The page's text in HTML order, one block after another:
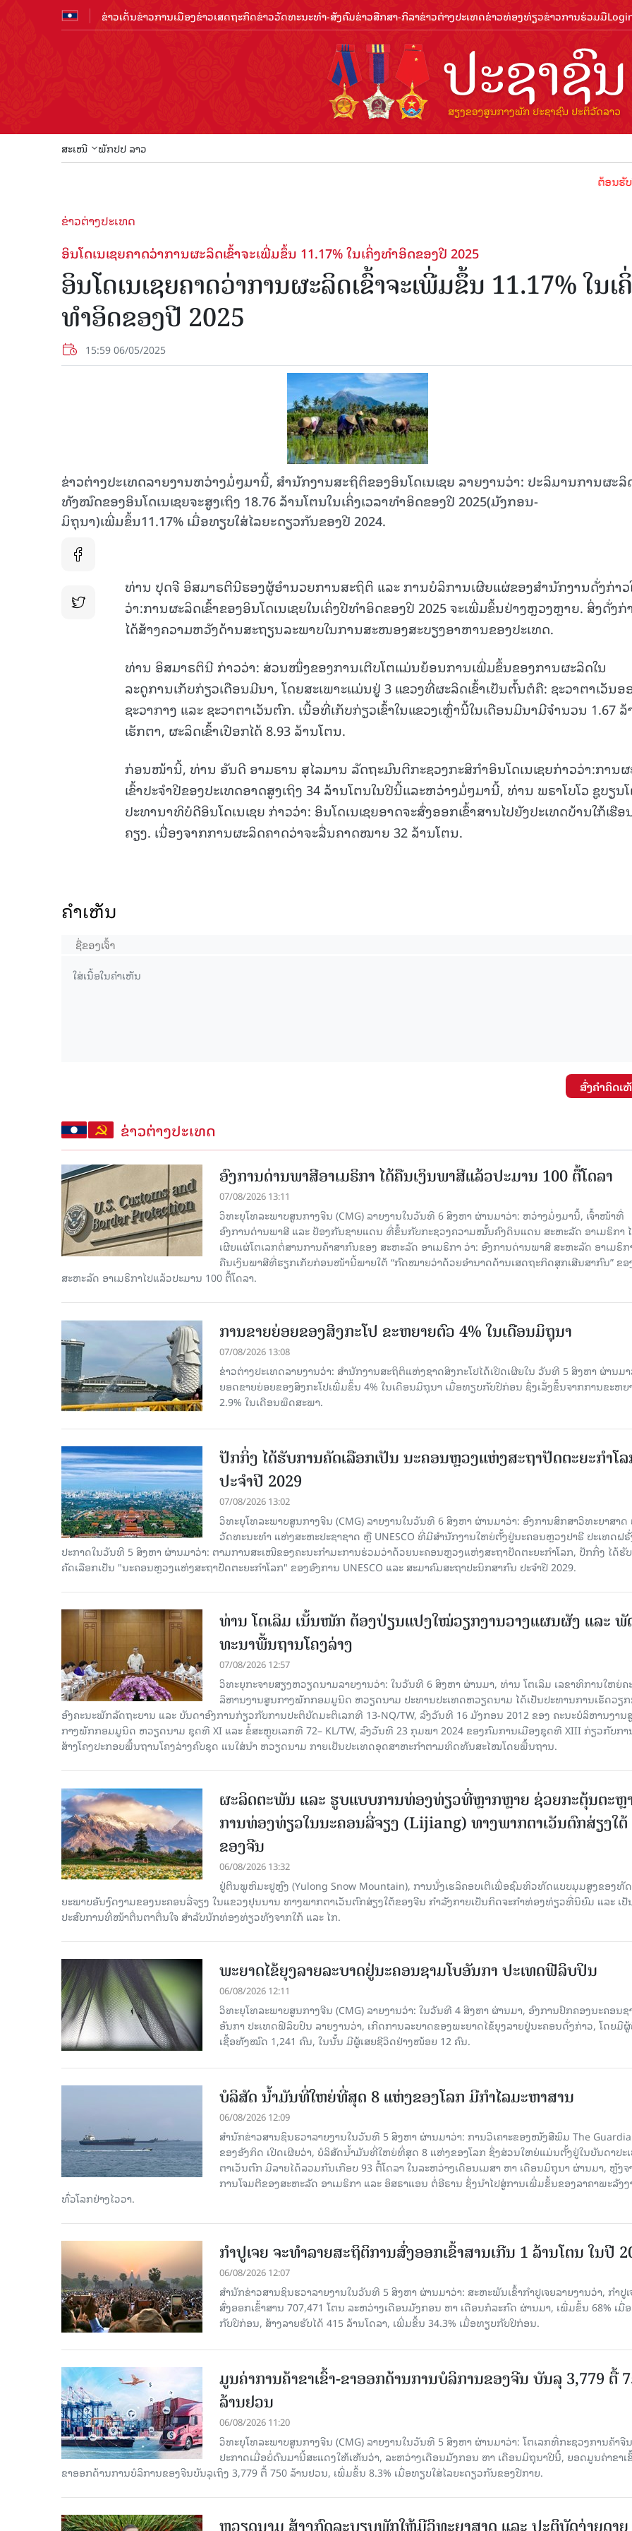
ຂ່າວເດັ່ນຂ່າວການເມືອງຂ່າວເສດຖະກິດຂ່າວວັດທະນະທຳ-ສັງຄົມຂ່າວສືກສາ-ກິລາຂ່າວຕ່າງປະເທດຂ່າວທ່ອງທ່ຽວຂ່າວການຮ່ວມມື
ສະເໜີ ພັກປປ ລາວ
ຕ້ອນຮັບປີທ່ອງ
ຂ່າວຕ່າງປະເທດ
ອິນ​ໂດ​ເນ​ເຊຍ​ຄາດ​ວ່າ​ການ​ຜະລິດ​ເຂົ້າ​ຈະ​ເພີ່ມ​ຂຶ້ນ 11.17% ​ໃນ​ເຄິ່ງ​ທຳ​ອິດ​ຂອງ​ປີ 2025
ອິນ​ໂດ​ເນ​ເຊຍ​ຄາດ​ວ່າ​ການ​ຜະລິດ​ເຂົ້າ​ຈະ​ເພີ່ມ​ຂຶ້ນ 11.17% ​ໃນ​ເ
ທຳ​ອິດ​ຂອງ​ປີ 2025
15:59 06/05/2025
ຂ່າວຕ່າງປະເທດລາຍງານຫວ່າງມໍ່ໆມານີ້, ສຳນັກງານສະຖິຕິ​ຂອງ​ອິນ​ໂດ​ເນ​ເຊຍ ລາຍງານວ່າ: ​ປະລິມານ​ການ​ຜະລິ
ທັງ​ໝົດ​ຂອງ​ອິນ​ໂດ​ເນ​ເຊຍ​ຈະ​ສູງເຖິງ 18.76 ລ້ານ​ໂຕນ​ໃນ​ເຄິ່ງ​ເວລາ​ທຳ​ອິດຂອງປີ 2025(ມັງກອນ-
ມິຖຸນາ)ເພີ່ມຂຶ້ນ11.17% ເມື່ອທຽບໃສ່ໄລຍະດຽວກັນຂອງປີ 2024.
ທ່ານ ປຸດຈີ ອິສມາຣຕີນີຮອງຜູ້ອຳນວຍການສະຖິຕິ ແລະ ການບໍລິການເຜີຍແຜ່ຂອງສຳນັກງານດັ່ງກ່າ
ວ່າ:ການຜະລິດເຂົ້າຂອງອິນໂດເນເຊຍໃນເຄິ່ງປີທຳອິດຂອງປີ 2025 ຈະເພີ່ມຂຶ້ນຢ່າງຫຼວງຫຼາຍ. ສິ່ງດັ່ງກ່
ໄດ້ສ້າງຄວາມຫວັງດ້ານສະຖຽນລະພາບໃນການສະໜອງສະບຽງອາຫານຂອງປະເທດ.
ທ່ານ ອິສມາຣຕິນີ ກ່າວວ່າ: ສ່ວນໜຶ່ງຂອງການເຕີບໂຕແມ່ນຍ້ອນການເພີ່ມຂຶ້ນຂອງການຜະລິດໃນ
ລະດູການເກັບກ່ຽວເດືອນມີນາ, ໂດຍສະເພາະແມ່ນຢູ່ 3 ແຂວງທີ່ຜະລິດເຂົ້າເປັນຕົ້ນຕໍຄື: ຊະວາຕາເວັນອ
ຊະວາກາງ ແລະ ຊະວາຕາເວັນຕົກ. ເນື້ອທີ່ເກັບກ່ຽວເຂົ້າໃນແຂວງເຫຼົ່ານີ້ໃນເດືອນມີນາມີຈຳນວນ 1.67 ລ້
ເຮັກຕາ, ຜະລິດເຂົ້າເປືອກໄດ້ 8.93 ລ້ານໂຕນ.
ກ່ອນໜ້ານີ້, ທ່ານ ອັນດີ ອາມຣານ ສຸໄລມານ ລັດຖະມົນຕີກະຊວງກະສິກຳອິນໂດເນເຊຍກ່າວວ່າ:ການ
ເຂົ້າປະຈຳປີຂອງປະເທດອາດສູງເຖິງ 34 ລ້ານໂຕນໃນປີນີ້ແລະຫວ່າງມໍ່ໆມານີ້, ທ່ານ ພຣາໂບໂວ ຊູບຽນ
ປະທານາທິບໍດີອິນໂດເນເຊຍ ກ່າວວ່າ: ອິນໂດເນເຊຍອາດຈະສົ່ງອອກເຂົ້າສານໄປຍັງປະເທດບ້ານໃກ້ເຮືອ
ຄຽງ. ເນື່ອງຈາກການຜະລິດຄາດວ່າຈະລື່ນຄາດໝາຍ 32 ລ້ານໂຕນ.
ຄໍາເຫັນ
ສົ່ງຄໍາຄິດເ
ຂ່າວຕ່າງປະເທດ
ອົງການດ່ານພາສີອາເມຣິກາ ໄດ້ຄືນເງິນພາສີແລ້ວປະມານ 100 ຕື້ໂດລາ
07/08/2026 13:11
ວິທະຍຸໂທລະພາບສູນກາງຈີນ (CMG) ລາຍງານໃນວັນທີ 6 ສິງຫາ ຜ່ານມາວ່າ: ຫວ່າງມໍ່ໆມານີ້, ເຈົ້າໜ້າທີ່
ອົງການດ່ານພາສີ ແລະ ປ້ອງກັນຊາຍແດນ ທີ່ຂຶ້ນກັບກະຊວງຄວາມໝັ້ນຄົງດິນແດນ ສະຫະລັດ ອາເມຣິກາ
ເຜີຍແຜ່ໂຕເລກຕໍ່ສານການຄ້າສາກົນຂອງ ສະຫະລັດ ອາເມຣິກາ ວ່າ: ອົງການດ່ານພາສີ ສະຫະລັດ ອາເມຣິກ
ຄືນເງິນພາສີທີ່ຮຽກເກັບກ່ອນໜ້ານີ້ພາຍໃຕ້ “ກົດໝາຍວ່າດ້ວຍອຳນາດດ້ານເສດຖະກິດສຸກເສີນສາກົນ” ຂອ
ສະຫະລັດ ອາເມຣິກາໄປແລ້ວປະມານ 100 ຕື້ໂດລາ.
ການຂາຍຍ່ອຍຂອງສິງກະໂປ ຂະຫຍາຍຕົວ 4% ໃນເດືອນມິຖຸນາ
07/08/2026 13:08
ຂ່າວຕ່າງປະເທດລາຍງານວ່າ: ສຳນັກງານສະຖິຕິແຫ່ງຊາດສິງກະໂປໄດ້ເປີດເຜີຍໃນ ວັນທີ 5 ສິງຫາ ຜ່ານມາ
ຍອດຂາຍຍ່ອຍຂອງສິງກະໂປເພີ່ມຂຶ້ນ 4% ໃນເດືອນມິຖຸນາ ເມື່ອທຽບກັບປີກ່ອນ ຊຶ່ງເລັ່ງຂຶ້ນຈາກການຂະຫຍ
2.9% ໃນເດືອນພຶດສະພາ.
ປັກກິ່ງ ໄດ້ຮັບການຄັດເລືອກເປັນ ນະຄອນຫຼວງແຫ່ງສະຖາປັດຕະຍະກຳໂ
ປະຈຳປີ 2029
07/08/2026 13:02
ວິທະຍຸໂທລະພາບສູນກາງຈີນ (CMG) ລາຍງານໃນວັນທີ 6 ສິງຫາ ຜ່ານມາວ່າ: ອົງການສຶກສາວິທະຍາສາດ
ວັດທະນະທຳ ແຫ່ງສະຫະປະຊາຊາດ ຫຼື UNESCO ທີ່ມີສຳນັກງານໃຫຍ່ຕັ້ງຢູ່ນະຄອນ​ຫຼວງປາຣີ ປະເທດຝຣັ່
ປະກາດໃນວັນທີ 5 ສິງຫາ ຜ່ານມາວ່າ: ຕາມການສະເໜີຂອງຄະນະກຳມະການຮ່ວມວ່າດ້ວຍນະຄອນຫຼວງແຫ່ງສະຖາປັດຕະຍະກຳໂລກ, ປັກກິ່ງ ໄດ້ຮັ
ຄັດ​ເລືອກເປັນ "ນະຄອນຫຼວງແຫ່ງສະຖາປັດຕະຍະກຳໂລກ" ຂອງອົງການ UNESCO ແລະ ສະມາ​ຄົມສະຖາປະນິກສາກົນ ປະຈຳປີ 2029.
ທ່ານ ໂຕ​ເລິມ ເນັ້ນໜັກ ຕ້ອງ​ປ່ຽນ​ແປງ​ໃໝ່​ວຽກ​ງານ​ວາງ​ແຜນ​ຜັງ ແລະ ​ພັ
ທະ​ນາ​ພື້ນ​ຖານ​ໂຄງ​ລ່າງ
07/08/2026 12:57
ວິທະຍຸກະຈາຍສຽງຫວຽດນາມລາຍງານວ່າ: ໃນ​ວັນ​ທີ 6 ສິງ​ຫາ ຜ່ານມາ, ທ່ານ ໂຕ​ເລິມ ເລ​ຂາ​ທິ​ການ​ໃຫຍ່​ຄ
ລິ​ຫານ​ງານ​ສູນ​ກາງ​ພັກ​ກອມ​ມູ​ນິດ ຫວຽດ​ນາມ ປະ​ທານ​ປະ​ເທດຫວຽດ​ນາມ ໄດ້​ເປັນ​ປະ​ທານ​ການ​ເຮັດ​ວຽ
ອົງ​ຄະ​ນະ​ພັກ​ລັດ​ຖະ​ບານ ແລະ ບັນ​ດາ​ອົງ​ການ​ກ່ຽວ​ກັບ​ການ​ປະ​ຕິ​ບັດ​ມະ​ຕິ​ເລກ​ທີ 13-NQ/TW, ລົງວັນ​ທີ 16 ມັງ​ກອນ 2012 ຂອງ ຄະ​ນະ​ບໍ​ລິ​ຫານ​ງານ​
ກາງ​ພັກ​ກອມ​ມູ​ນິດ ຫວຽດ​ນາມ ຊຸດ​ທີ XI ແລະ ຂໍ້​ສະ​ຫຼຸບ​ເລກ​ທີ 72– KL/TW, ​ລົງວັນ​ທີ 23 ກຸມ​ພາ 2024 ຂອງ​ກົມ​ການ​ເມື​ອງ​ຊຸດ​ທີ XIII ກ່ຽວ​ກັບ​ກ
ສ້າງ​ໂຄງ​ປະ​ກອບ​ພື້ນ​ຖານ​ໂຄງ​ລ່າງຄົບ​ຊຸດ ແນ​ໃສ່​ນຳ ຫວຽດ​ນາມ ກາຍ​ເປັນ​ປະ​ເທດ​ອຸດ​ສາ​ຫະ​ກຳ​ຕາມ​ທິດ​ທັນ​ສະ​ໄໝ​ໂດຍ​ພື້ນ​ຖານ.
ຜະລິດຕະພັນ ແລະ ຮູບແບບການທ່ອງທ່ຽວທີ່ຫຼາກຫຼາຍ ຊ່ວຍກະຕຸ້ນຕະຫຼ
ການທ່ອງທ່ຽວໃນນະຄອນລີ່ຈຽງ (Lijiang) ທາງພາກຕາເວັນຕົກສ່ຽງໃຕ້
ຂອງຈີນ
06/08/2026 13:32
ຢູ່ຕີນພູຫິມະຢູຫຼົງ (Yulong Snow Mountain), ການນັ່ງເຮລິຄອບເຕີເພື່ອຊົມທິວທັດແບບມຸມສູງຂອງທັ
ຍະພາບອັນງົດງາມຂອງນະຄອນລີ່ຈຽງ ໃນແຂວງຢຸນນານ ທາງພາກຕາເວັນຕົກສ່ຽງໃຕ້ຂອງຈີນ ກຳລັງກາຍເປັນກິດຈະກຳທ່ອງທ່ຽວທີ່ນິຍົມ ແລະ ເປັ
ປະສົບການທີ່ໜ້າຕື່ນຕາຕື່ນໃຈ ສຳລັບນັກທ່ອງທ່ຽວທັງຈາກໃກ້ ແລະ ໄກ.
ພະຍາດໄຂ້ຍຸງລາຍລະບາດຢູ່ນະຄອນຊາມໂບ​ອັນກາ ປະເທດຟີລິບປິນ
06/08/2026 12:11
ວິທະຍຸໂທລະພາບສູນກາງຈີນ (CMG) ລາຍງານວ່າ: ໃນວັນທີ 4 ສິງ​ຫາ ຜ່ານມາ, ອົງການ​ປົກ​ຄອງນະຄອນຊ
ອັນກາ ປະເທດຟີລິບປິນ ລາຍ​ງານວ່າ, ເກີດ​ການລະບາດ​ຂອງພະຍາດໄຂ້ຍຸງລາຍຢູ່ນະຄອນດັ່ງກ່າວ, ໂດຍມີ
ເຊື້ອ​ທັງ​ໝົດ 1,241 ຄົນ, ໃນນັ້ນ ມີຜູ້ເສຍຊີວິດຢ່າງໜ້ອຍ 12 ຄົນ.
ບໍລິສັດ ນ້ຳມັນທີ່ໃຫຍ່ທີ່ສຸດ 8 ແຫ່ງຂອງໂລກ ມີກຳໄລມະຫາສານ
06/08/2026 12:09
ສຳນັກຂ່າວສານຊິນຮວາລາຍງານໃນວັນທີ 5 ສິງຫາ ຜ່ານມາວ່າ: ການວິເຄາະຂອງໜັງສືພິມ The
ຂອງອັງກິດ ເປີດເຜີຍວ່າ, ບໍລິສັດນ້ຳມັນທີ່ໃຫຍ່ທີ່ສຸດ 8 ແຫ່ງຂອງໂລກ ຊຶ່ງສ່ວນໃຫຍ່ແມ່ນຕັ້ງຢູ່ໃນບັນດາປະ
ຕາເວັນຕົກ ມີລາຍໄດ້ລວມກັນເກືອບ 93 ຕື້ໂດລາ ໃນລະຫວ່າງເດືອນເມສາ ຫາ ເດືອນມິຖຸນາ ຜ່ານມາ, ຫຼັງຈ
ການໂຈມຕີຂອງສະຫະລັດ ອາເມຣິກາ ແລະ ອິສຣາແອນ ຕໍ່ອີຣານ ຊຶ່ງນຳໄປສູ່ການເພີ່ມຂຶ້ນຂອງລາຄາພະລັງງ
ທົ່ວໂລກຢ່າງໄວວາ.
ກຳປູເຈຍ ຈະທຳລາຍສະຖິຕິການສົ່ງອອກເຂົ້າສານເກີນ 1 ລ້ານໂຕນ ໃນປີ
06/08/2026 12:07
ສຳນັກຂ່າວສານຊິນຮວາລາຍງານໃນວັນທີ 5 ສິງຫາ ຜ່ານມາວ່າ: ສະຫະພັນເຂົ້າກຳປູເຈຍລາຍງານວ່າ, ກໍາປູເ
ສົ່ງອອກເຂົ້າສານ 707,471 ໂຕນ ລະຫວ່າງເດືອນມັງກອນ ຫາ ເດືອນກໍລະກົດ ຜ່ານມາ, ເພີ່ມຂຶ້ນ 68% ເມື່
ກັບປີກ່ອນ, ສ້າງລາຍຮັບໄດ້ 415 ລ້ານໂດລາ, ເພີ່ມຂຶ້ນ 34.3% ເມື່ອທຽບກັບປີກ່ອນ.
ມູນຄ່າການຄ້າຂາເຂົ້າ-ຂາອອກດ້ານການບໍລິການຂອງຈີນ ບັນລຸ 3,779 ຕື້
ລ້ານຢວນ
06/08/2026 11:20
ວິທະຍຸໂທລະພາບສູນກາງຈີນ (CMG) ລາຍງານໃນວັນທີ 5 ສິງຫາ ຜ່ານມາວ່າ: ໂຕເລກທີ່ກະຊວງການຄ້າຈີນ
ປະກາດເມື່ອບໍ່ດົນມານີ້ສະແດງໃຫ້ເຫັນວ່າ, ລະຫວ່າງເດືອນມັງກອນ ຫາ ເດືອນມິຖຸນາປີນີ້, ຍອດມູນຄ່າຂາເ
ຂາອອກດ້ານການບໍລິການຂອງຈີນບັນລຸເຖິງ 3,779 ຕື້ 750 ລ້ານຢວນ, ເພີ່ມຂຶ້ນ 8.3% ເມື່ອທຽບໃສ່ໄລຍະດຽວກັນຂອງປີກາຍ.